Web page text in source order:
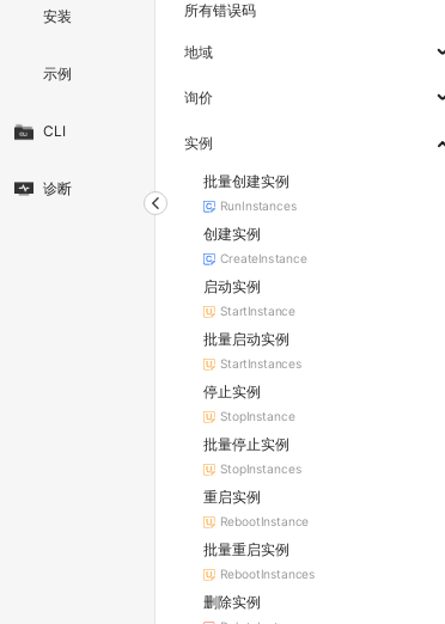
安装
示例
CLI
诊断
所有错误码
地域
询价
实例
批量创建实例
RunInstances
创建实例
CreateInstance
启动实例
StartInstance
批量启动实例
StartInstances
停止实例
StopInstance
批量停止实例
StopInstances
重启实例
RebootInstance
批量重启实例
RebootInstances
删除实例